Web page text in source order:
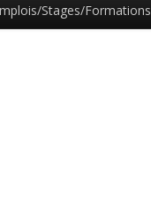
Stages/Formations